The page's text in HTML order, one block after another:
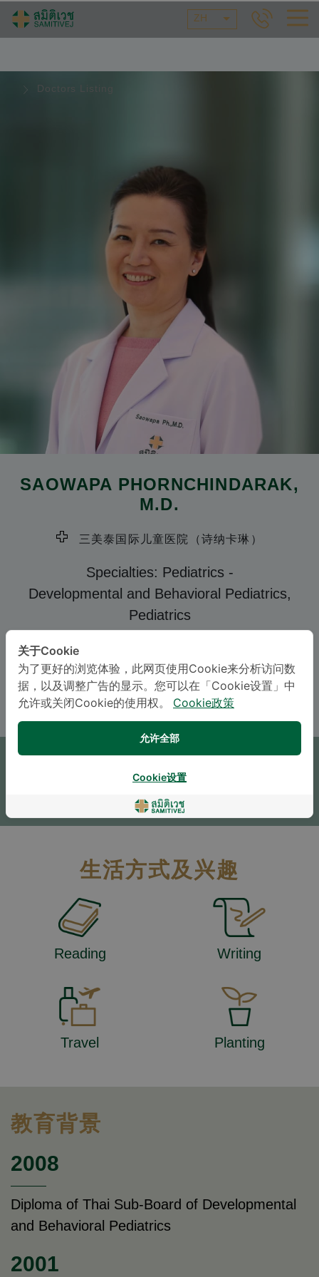
ZH
Doctors Listing
SAOWAPA PHORNCHINDARAK,
M.D.
三美泰国际儿童医院（诗纳卡琳）
Specialties: Pediatrics -
Developmental and Behavioral Pediatrics,
Pediatrics
ENGLISH THAI
预约
咨询
* The Patient Support Team will reply to your inquiry
生活方式及兴趣
Reading Writing
Travel Planting
教育背景
2008
Diploma of Thai Sub-Board of Developmental
and Behavioral Pediatrics
2001
关于Cookie
为了更好的浏览体验，此网页使用Cookie来分析访问数
据，以及调整广告的显示。您可以在「Cookie设置」中
允许或关闭Cookie的使用权。
Cookie政策
允许全部
Cookie设置